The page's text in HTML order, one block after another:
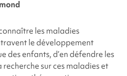
les maladies
le développement
des enfants, d’en défendre les
recherche sur ces maladies et